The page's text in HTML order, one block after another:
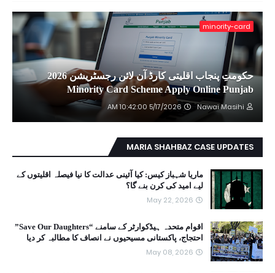
minority-card
حکومتِ پنجاب اقلیتی کارڈ آن لائن رجسٹریشن 2026
Minority Card Scheme Apply Online Punjab
Nawai Masihi
5/17/2026 10:42:00 AM
MARIA SHAHBAZ CASE UPDATES
ماریا شہباز کیس: کیا آئینی عدالت کا نیا فیصلہ اقلیتوں کے
لیے امید کی کرن بنے گا؟
May 22, 2026
اقوام متحدہ ہیڈکوارٹر کے سامنے “Save Our Daughters”
احتجاج، پاکستانی مسیحیوں نے انصاف کا مطالبہ کر دیا
May 08, 2026